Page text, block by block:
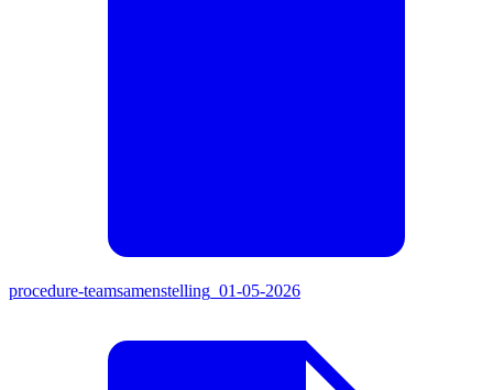
procedure-teamsamenstelling_01-05-2026